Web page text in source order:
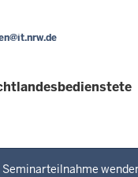
Seminarteilnahme